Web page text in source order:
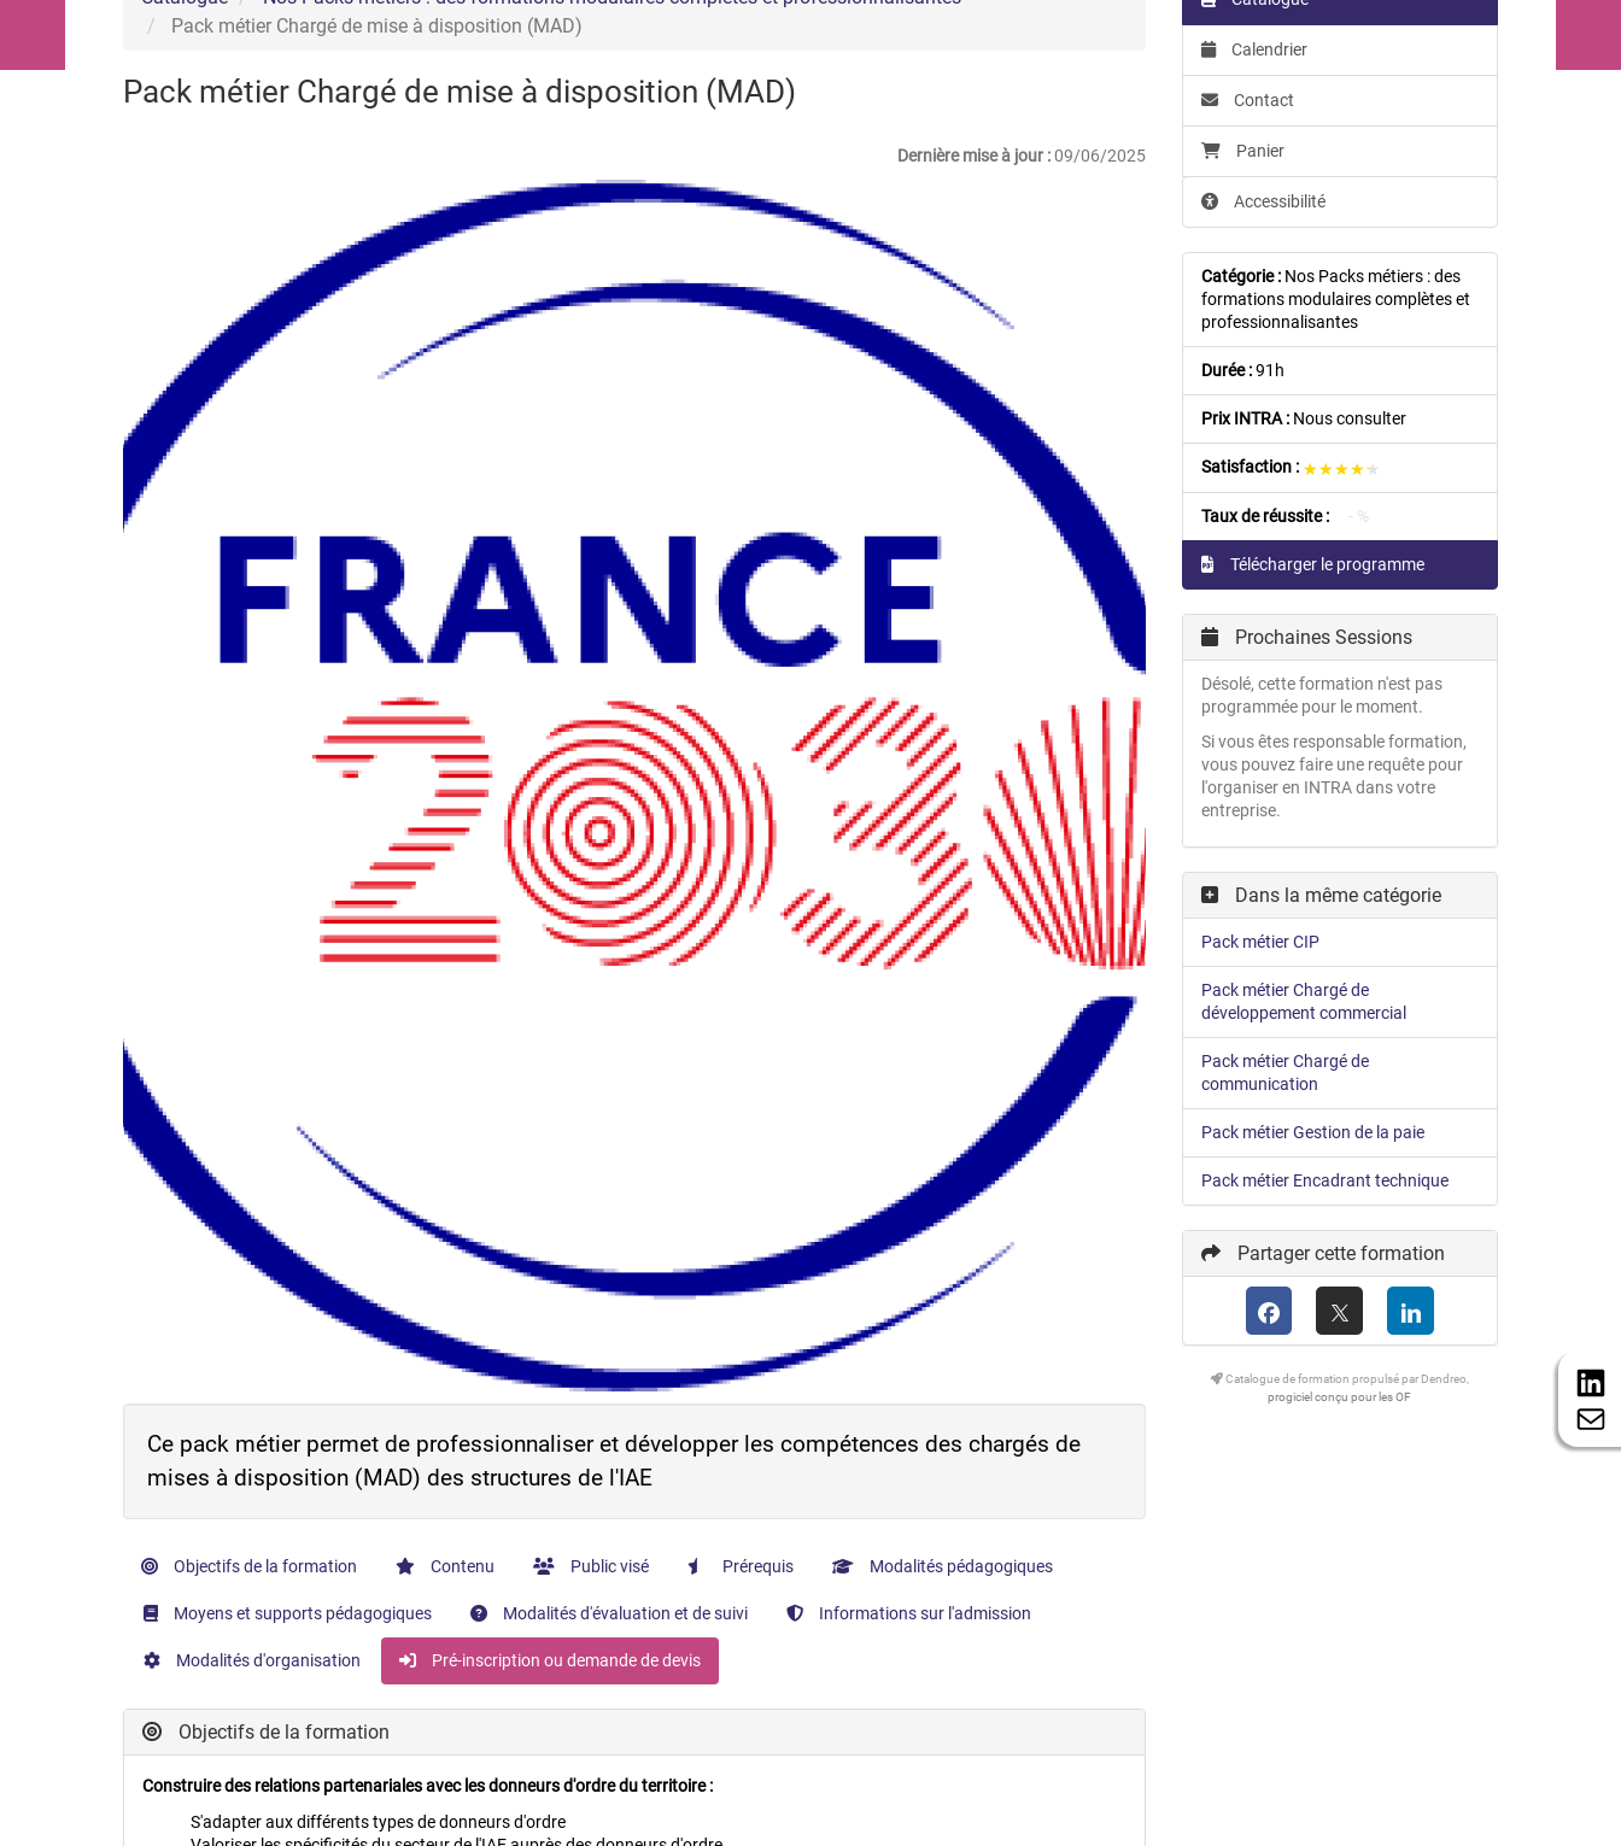
Pack métier Chargé de mise à disposition (MAD)
Pack métier Chargé de mise à disposition (MAD)
Dernière mise à jour :09/06/2025
Ce pack métier permet de professionnaliser et développer les compétences des chargés de
mises à disposition (MAD) des structures de l'IAE
Objectifs de la formation Contenu Public visé Prérequis Modalités pédagogiques
Moyens et supports pédagogiques Modalités d'évaluation et de suivi Informations sur l'admission
Modalités d'organisation Pré-inscription ou demande de devis
Objectifs de la formation
Construire des relations partenariales avec les donneurs d'ordre du territoire :
S'adapter aux différents types de donneurs d'ordre
Calendrier
Contact
Panier
Accessibilité
Catégorie : Nos Packs métiers : des
formations modulaires complètes et
professionnalisantes
Durée :91h
Prix INTRA :Nous consulter
Satisfaction : ★★★★★
★★★★★
Taux de réussite : - %
Télécharger le programme
Prochaines Sessions
Désolé, cette formation n'est pas
programmée pour le moment.
Si vous êtes responsable formation,
vous pouvez faire une requête pour
l'organiser en INTRA dans votre
entreprise.
Dans la même catégorie
Pack métier CIP
Pack métier Chargé de
développement commercial
Pack métier Chargé de
communication
Pack métier Gestion de la paie
Pack métier Encadrant technique
Partager cette formation
Catalogue de formation propulsé par Dendreo,
progiciel conçu pour les OF
La communication
Les Ressources Humaines